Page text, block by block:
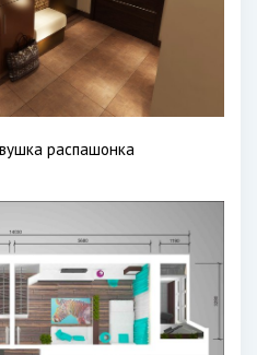
распашонка